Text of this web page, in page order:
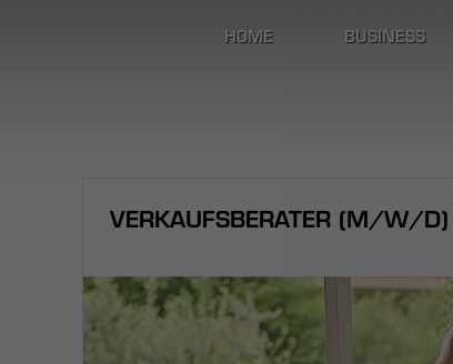
HOME BUSINESS
VERKAUFSBERATER (M/W/D)